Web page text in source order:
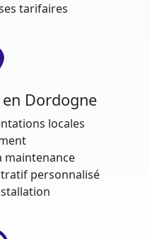
tarifaires
Dordogne
locales
maintenance
personnalisé